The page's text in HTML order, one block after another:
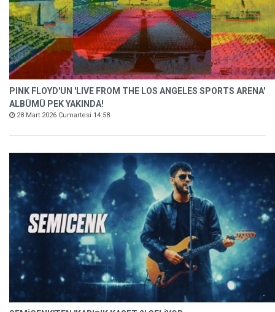
PINK FLOYD'UN 'LIVE FROM THE LOS ANGELES SPORTS ARENA'
ALBÜMÜ PEK YAKINDA!
28 Mart 2026 Cumartesi 14:58